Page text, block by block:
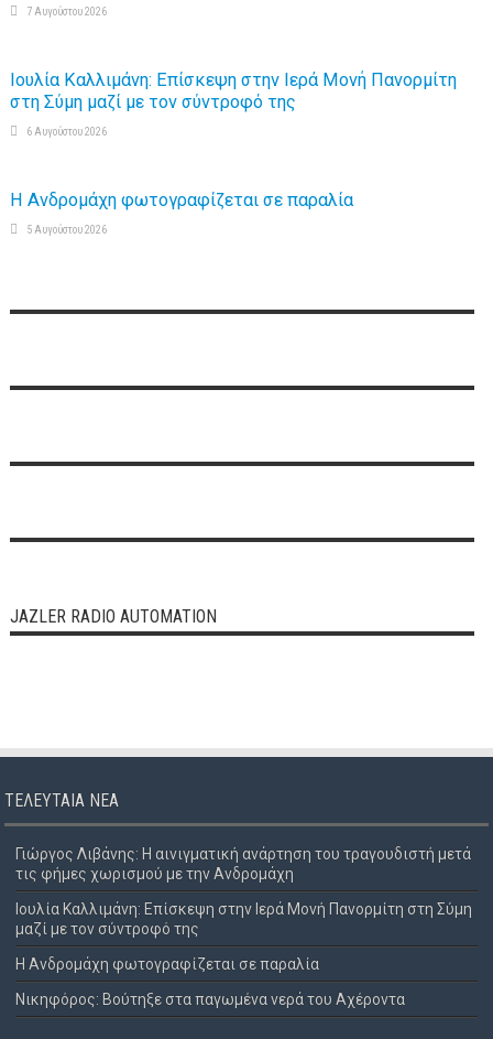
7 Αυγούστου 2026
Ιουλία Καλλιμάνη: Επίσκεψη στην Ιερά Μονή Πανορμίτη
στη Σύμη μαζί με τον σύντροφό της
6 Αυγούστου 2026
Η Ανδρομάχη φωτογραφίζεται σε παραλία
5 Αυγούστου 2026
JAZLER RADIO AUTOMATION
ΤΕΛΕΥΤΑΊΑ ΝΈΑ
Γιώργος Λιβάνης: Η αινιγματική ανάρτηση του τραγουδιστή μετά
τις φήμες χωρισμού με την Ανδρομάχη
Ιουλία Καλλιμάνη: Επίσκεψη στην Ιερά Μονή Πανορμίτη στη Σύμη
μαζί με τον σύντροφό της
Η Ανδρομάχη φωτογραφίζεται σε παραλία
Νικηφόρος: Βούτηξε στα παγωμένα νερά του Αχέροντα